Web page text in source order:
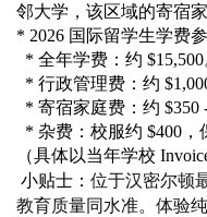
邻大学，该区域的寄宿
* 2026 国际留学生学费
* 全年学费：约 $15,500
* 行政管理费：约
* 寄宿家庭费：约 $350 -
* 杂费：校服约 $400，
（具体以当年学校
小贴士： 位于汉密尔顿
教育质量同水准。体验